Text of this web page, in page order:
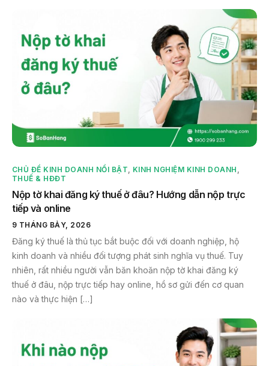
CHỦ ĐỀ KINH DOANH NỔI BẬT, KINH NGHIỆM KINH DOANH ,
THUẾ & HĐĐT
Nộp tờ khai đăng ký thuế ở đâu? Hướng dẫn nộp trực
tiếp và online
9 THÁNG BẢY, 2026
Đăng ký thuế là thủ tục bắt buộc đối với doanh nghiệp, hộ
kinh doanh và nhiều đối tượng phát sinh nghĩa vụ thuế. Tuy
nhiên, rất nhiều người vẫn băn khoăn nộp tờ khai đăng ký
thuế ở đâu, nộp trực tiếp hay online, hồ sơ gửi đến cơ quan
nào và thực hiện […]